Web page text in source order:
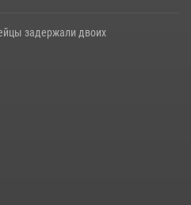
задержали двоих